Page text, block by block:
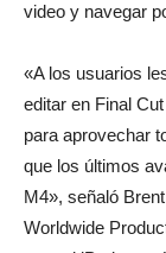
video y navegar
«A los usuarios
editar en Final
para aprovechar
que los últimos
M4», señaló
Worldwide